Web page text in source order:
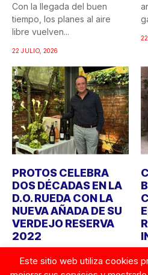
Con la llegada del buen
tiempo, los planes al aire
libre vuelven...
22 JULIO, 2026
PROTOS CELEBRA
DOS DÉCADAS EN LA
D.O. RUEDA CON LA
NUEVA AÑADA DE SU
VERDEJO RESERVA
2022
este año el 20º aniversario
Este sitio web utiliza cookies